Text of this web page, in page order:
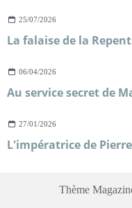
25/07/2026
06/04/2026
27/01/2026
Thème